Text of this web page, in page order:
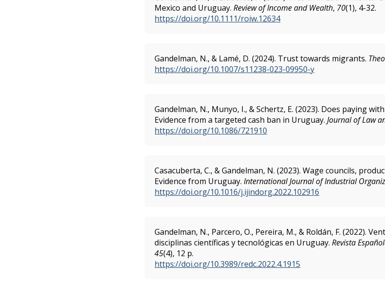
Mexico and Uruguay.Review of Income and Wealth, 70(1), 4-32.
https://doi.org/10.1111/roiw.12634
Gandelman, N., & Lamé, D. (2024). Trust towards migrants.
https://doi.org/10.1007/s11238-023-09950-y
Gandelman, N., Munyo, I., & Schertz, E. (2023). Does paying
Evidence from a targeted cash ban in Uruguay.Journal of Law
https://doi.org/10.1086/721910
Casacuberta, C., & Gandelman, N. (2023). Wage councils,
Evidence from Uruguay.International Journal of Industrial
https://doi.org/10.1016/j.ijindorg.2022.102916
Gandelman, N., Parcero, O., Pereira, M., & Roldán, F. (2022).
disciplinas científicas y tecnológicas en Uruguay.Revista
45(4), 12 p.
https://doi.org/10.3989/redc.2022.4.1915